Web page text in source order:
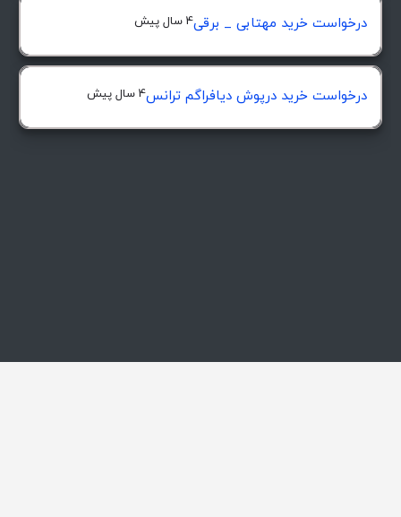
درخواست خرید مهتابی _ برقی4 سال پیش
درخواست خرید درپوش ديافراگم ترانس4 سال پیش